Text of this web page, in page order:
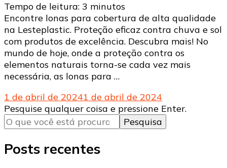
Tempo de leitura: 3 minutos
Encontre lonas para cobertura de alta qualidade
na Lesteplastic. Proteção eficaz contra chuva e sol
com produtos de excelência. Descubra mais! No
mundo de hoje, onde a proteção contra os
elementos naturais torna-se cada vez mais
necessária, as lonas para …
1 de abril de 20241 de abril de 2024
Procurando
algo?
Pesquise qualquer coisa e pressione Enter.
Posts recentes